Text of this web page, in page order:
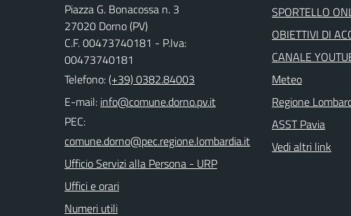
Piazza G. Bonacossa n. 3
27020 Dorno (PV)
C.F. 00473740181 - P.Iva:
00473740181
Telefono:(+39) 0382.84003
E-mail:
PEC:
Ufficio Servizi alla Persona - URP
Uffici e orari
Numeri utili
SPORTELLO
OBIETTIVI DI
CANALE
Meteo
Regione
ASST Pavia
Vedi altri link